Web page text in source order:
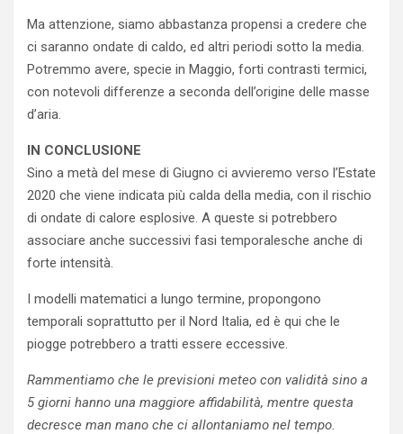
Ma attenzione, siamo abbastanza propensi a credere che
ci saranno ondate di caldo, ed altri periodi sotto la media.
Potremmo avere, specie in Maggio, forti contrasti termici,
con notevoli differenze a seconda dell’origine delle masse
d’aria.
IN CONCLUSIONE
Sino a metà del mese di Giugno ci avvieremo verso l’Estate
2020 che viene indicata più calda della media, con il rischio
di ondate di calore esplosive. A queste si potrebbero
associare anche successivi fasi temporalesche anche di
forte intensità.
I modelli matematici a lungo termine, propongono
temporali soprattutto per il Nord Italia, ed è qui che le
piogge potrebbero a tratti essere eccessive.
Rammentiamo che le previsioni meteo con validità sino a
5 giorni hanno una maggiore affidabilità, mentre questa
decresce man mano che ci allontaniamo nel tempo.